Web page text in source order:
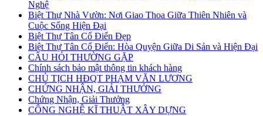
Nghệ
Biệt Thự Nhà Vườn: Nơi Giao Thoa Giữa Thiên Nhiên và
Cuộc Sống Hiện Đại
Biệt Thự Tân Cổ Điển Đẹp
Biệt Thự Tân Cổ Điển: Hòa Quyện Giữa Di Sản và Hiện Đại
CÂU HỎI THƯỜNG GẶP
Chính sách bảo mật thông tin khách hàng
CHỦ TỊCH HĐQT PHẠM VĂN LƯƠNG
CHỨNG NHẬN, GIẢI THƯỞNG
Chứng Nhận, Giải Thưởng
CÔNG NGHỆ KĨ THUẬT XÂY DỰNG